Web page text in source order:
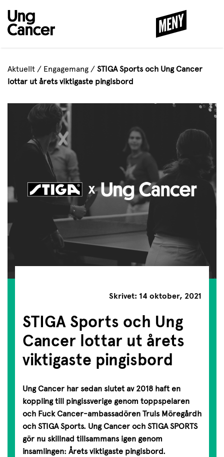
STÄNG
MENY
Aktuellt / Engagemang / STIGA Sports och Ung Cancer
lottar ut årets viktigaste pingisbord
Skrivet: 14 oktober, 2021
STIGA Sports och Ung
Cancer lottar ut årets
viktigaste pingisbord
Ung Cancer har sedan slutet av 2018 haft en
koppling till pingissverige genom toppspelaren
och Fuck Cancer-ambassadören Truls Möregårdh
och STIGA Sports. Ung Cancer och STIGA SPORTS
gör nu skillnad tillsammans igen genom
insamlingen: Årets viktigaste pingisbord.